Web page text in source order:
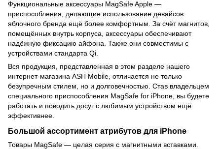
Функциональные аксессуары MagSafe Apple —
приспособления, делающие использование девайсов
яблочного бренда ещё более комфортным. За счёт магнитов,
помещённых внутрь корпуса, аксессуары обеспечивают
надёжную фиксацию айфона. Также они совместимы с
устройствами стандарта Qi.
Вся продукция, представленная в этом разделе нашего
интернет-магазина ASH Mobile, отличается не только
безупречным стилем, но и долговечностью. Став владельцем
специального приспособления MagSafe for iPhone, вы будете
работать и поводить досуг с любимым устройством ещё
эффективнее.
Большой ассортимент атрибутов для iPhone
Товары MagSafe — целая серия с магнитными вставками.